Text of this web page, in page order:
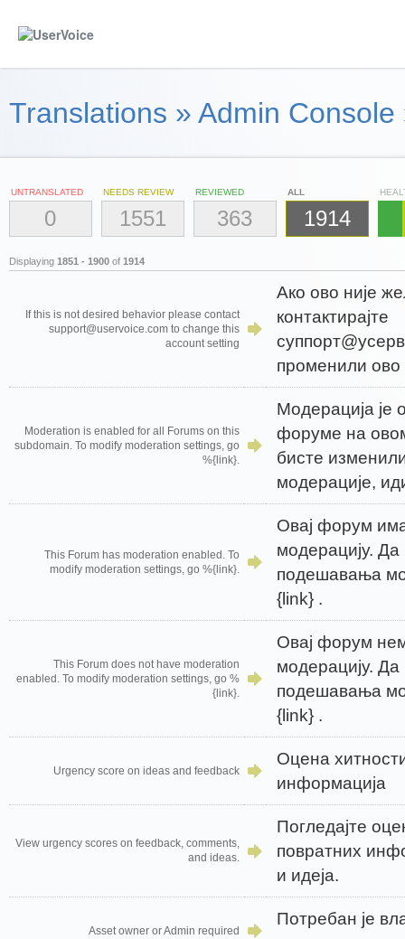
Translations » Admin Console
UNTRANSLATED
0
NEEDS REVIEW
1551
REVIEWED
363
ALL
1914
Displaying 1851 - 1900 of 1914
If this is not desired behavior please contact
support@uservoice.com to change this
account setting
Ако ово није
контактирајте
променили
Moderation is enabled for all Forums on this
subdomain. To modify moderation settings, go
%{link}.
Модерација је
форуме на
бисте
модерације,
This Forum has moderation enabled. To
modify moderation settings, go %{link}.
Овај форум
модерацију.
подешавања
{link} .
This Forum does not have moderation
enabled. To modify moderation settings, go %
{link}.
Овај форум
модерацију.
подешавања
{link} .
Urgency score on ideas and feedback
Оцена
информација
View urgency scores on feedback, comments,
and ideas.
Погледајте
повратних
и идеја.
Asset owner or Admin required
Потребан је